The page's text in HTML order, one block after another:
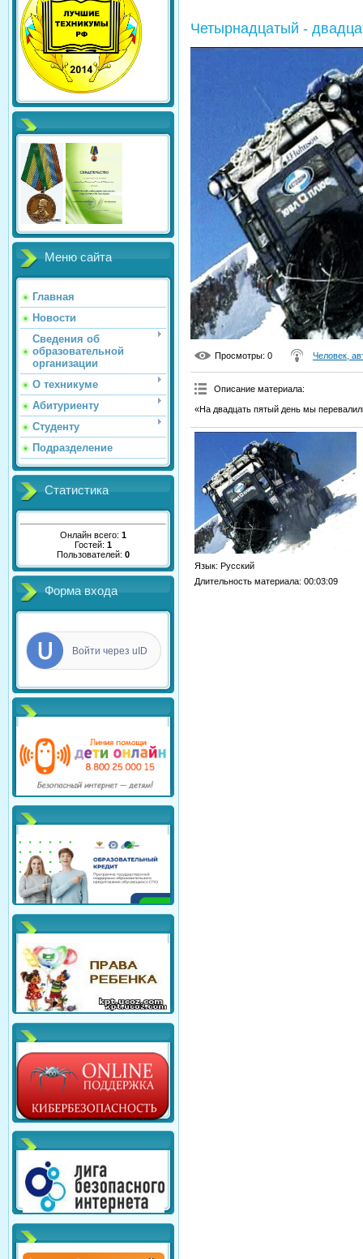
Меню сайта
Главная
Новости
Сведения об
образовательной
организации
О техникуме
Абитуриенту
Студенту
Подразделение
Статистика
Онлайн всего: 1
Гостей: 1
Пользователей: 0
Форма входа
Войти через uID
Четырнадцатый -
Просмотры: 0 Человек,
Описание материала:
«На двадцать пятый день мы
Язык: Русский
Длительность материала: 00:03:09